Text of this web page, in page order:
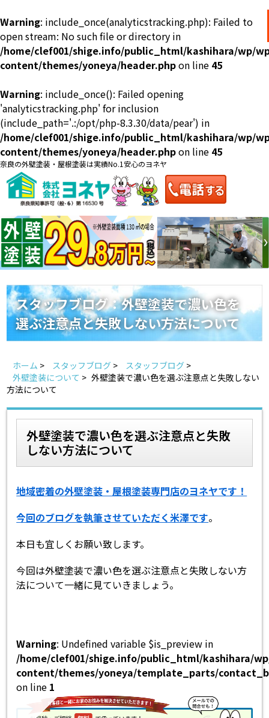
Warning: include_once(analyticstracking.php): Failed to
open stream: No such file or directory in
/home/clef001/shige.info/public_html/kashihara/wp/
content/themes/yoneya/header.phpon line 45
Warning: include_once(): Failed opening
'analyticstracking.php' for inclusion
(include_path='.:/opt/php-8.3.30/data/pear') in
/home/clef001/shige.info/public_html/kashihara/wp/
content/themes/yoneya/header.phpon line 45
奈良の外壁塗装・屋根塗装は実績No.1安心のヨネヤ
料金一覧 会社案内
来店予約 お問い合わせ
お見積り
地域の事例がいっぱい
ヨネヤの施工実績
Home お客様の声
スタッフ紹介 よくあるご質問
スタッフブログ 屋根リフォームについて
ヨネヤがお客様から選ばれる10の理由
見積もりシミュレーション
スタッフブログ：外壁塗装で濃い色を
選ぶ注意点と失敗しない方法について
ホーム > スタッフブログ > スタッフブログ >
外壁塗装について > 外壁塗装で濃い色を選ぶ注意点と失敗しない
方法について
外壁塗装で濃い色を選ぶ注意点と失敗
しない方法について
地域密着の外壁塗装・屋根塗装専門店のヨネヤです！
今回のブログを執筆させていただく米澤です。
本日も宜しくお願い致します。
今回は外壁塗装で濃い色を選ぶ注意点と失敗しない方
法について一緒に見ていきましょう。
Warning: Undefined variable $is_preview in
/home/clef001/shige.info/public_html/kashihara/
content/themes/yoneya/template_parts/
on line 1